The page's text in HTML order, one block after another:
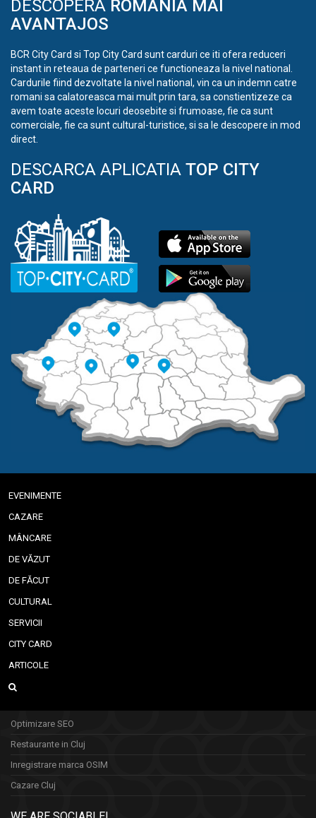
DESCOPERA ROMANIA MAI
AVANTAJOS
BCR City Card si Top City Card sunt carduri ce iti ofera reduceri
instant in reteaua de parteneri ce functioneaza la nivel national.
Cardurile fiind dezvoltate la nivel national, vin ca un indemn catre
romani sa calatoreasca mai mult prin tara, sa constientizeze ca
avem toate aceste locuri deosebite si frumoase, fie ca sunt
comerciale, fie ca sunt cultural-turistice, si sa le descopere in mod
direct.
DESCARCA APLICATIA TOP CITY
CARD
EVENIMENTE
CAZARE
MÂNCARE
DE VĂZUT
DE FĂCUT
CULTURAL
SERVICII
CITY CARD
ARTICOLE
Optimizare SEO
Restaurante in Cluj
Inregistrare marca OSIM
Cazare Cluj